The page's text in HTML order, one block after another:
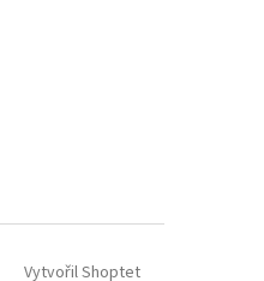
Vytvořil Shoptet